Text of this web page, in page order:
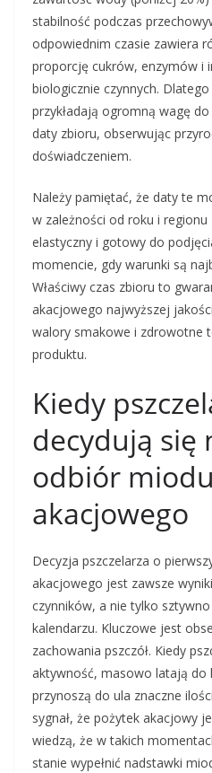
stabilność podczas
odpowiednim czasie zawiera
proporcję cukrów, enzymów i
biologicznie czynnych.
przykładają ogromną wagę
daty zbioru, obserwując
doświadczeniem.
Należy pamiętać, że daty te
w zależności od roku i regionu
elastyczny i gotowy do
momencie, gdy warunki są
Właściwy czas zbioru to
akacjowego najwyższej
walory smakowe i zdrowotne
produktu.
Kiedy
decydują się
odbiór miodu
akacjowego
Decyzja pszczelarza o
akacjowego jest zawsze
czynników, a nie tylko
kalendarzu. Kluczowe jest
zachowania pszczół. Kiedy
aktywność, masowo latają do
przynoszą do ula znaczne
sygnał, że pożytek akacjowy
wiedzą, że w takich
stanie wypełnić nadstawki